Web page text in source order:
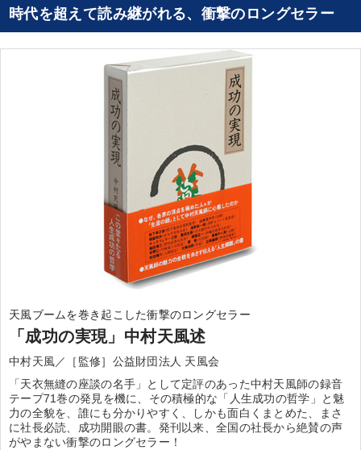
時代を超えて読み継がれる、衝撃のロングセラー
天風ブームを巻き起こした衝撃のロングセラー
「成功の実現」中村天風述
中村天風／［監修］公益財団法人 天風会
「天衣無縫の座談の名手」として定評のあった中村天風師の録音
テープ71巻の発見を機に、その積極的な「人生成功の哲学」と魅
力の全貌を、誰にも分かりやすく、しかも面白くまとめた、まさ
に社長必読、成功開眼の書。発刊以来、全国の社長から絶賛の声
がやまない衝撃のロングセラー！